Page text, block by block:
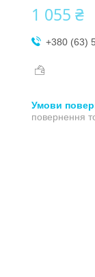
1 055 ₴
+380 (63)
повернення